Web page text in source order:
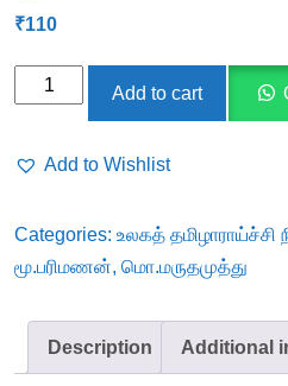
₹110
அரசினர்
தமிழ்ச்
விளக்க
அட்டவணை
-
Add to cart
Add to Wishlist
Categories: உலகத் தமிழாராய்ச்சி
மூ.பரிமணன், மொ.மருதமுத்து
Description Additional